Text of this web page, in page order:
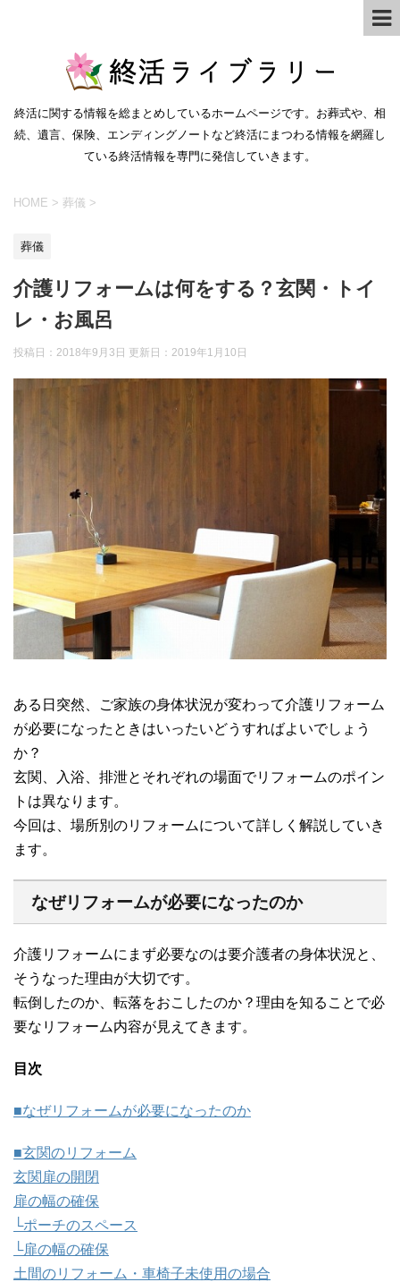
終活に関する情報を総まとめしているホームページです。お葬式や、相
続、遺言、保険、エンディングノートなど終活にまつわる情報を網羅し
ている終活情報を専門に発信していきます。
HOME > 葬儀 >
葬儀
介護リフォームは何をする？玄関・トイ
レ・お風呂
投稿日：2018年9月3日 更新日： 2019年1月10日
ある日突然、ご家族の身体状況が変わって介護リフォーム
が必要になったときはいったいどうすればよいでしょう
か？
玄関、入浴、排泄とそれぞれの場面でリフォームのポイン
トは異なります。
今回は、場所別のリフォームについて詳しく解説していき
ます。
なぜリフォームが必要になったのか
介護リフォームにまず必要なのは要介護者の身体状況と、
そうなった理由が大切です。
転倒したのか、転落をおこしたのか？理由を知ることで必
要なリフォーム内容が見えてきます。
目次
■なぜリフォームが必要になったのか
■玄関のリフォーム
玄関扉の開閉
扉の幅の確保
└ポーチのスペース
└扉の幅の確保
土間のリフォーム・車椅子未使用の場合